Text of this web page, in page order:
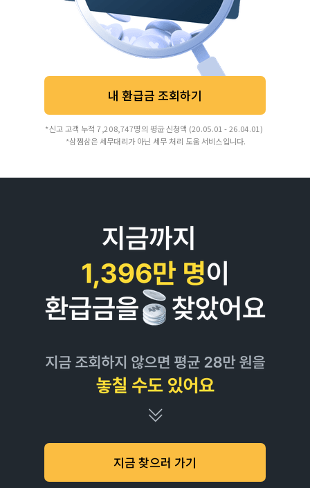
지금 찾으러 가기
내 환급금 조회하기
*신고 고객 누적 7,208,747명의 평균 신청액 (20.05.01 - 26.04.01)
*삼쩜삼은 세무대리가 아닌 세무 처리 도움 서비스입니다.